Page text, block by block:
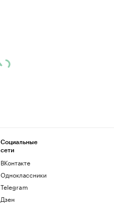
Социальные
сети
ВКонтакте
Одноклассники
Telegram
Дзен